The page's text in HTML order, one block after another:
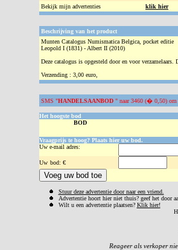
Bekijk mijn advertenties
klik hier
Beschrijving van het product
Munten Catalogus Numismatica Belgica, pocket editie
Leopold I (1831) - Albert II (2010)
Deze catalogus is opgesteld door en voor
Verzending : 3,00 euro,
SMS "HANDELSAANBOD " naar 3460 (� 0,50) om
Het hoogste bod
BOD
Vraagprijs te hoog? Plaats hier uw bod.
Uw e-mail adres:
Uw bod: €
Stuur deze advertentie door naar een vriend.
Advertentie hoort hier niet thuis? geef het door
Wilt u een advertentie plaatsen? Klik hier!
Reageer als verkoper